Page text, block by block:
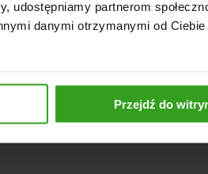
partnerom
danymi otrzymanymi od Ciebie
Przejdź do
do